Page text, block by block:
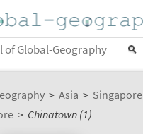
> Asia > Singapore
> Chinatown (1)